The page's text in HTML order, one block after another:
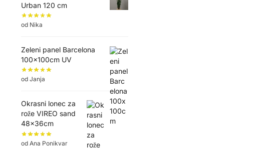
Urban 120 cm
od Nika
Zeleni panel Barcelona
100x100cm UV
od Janja
Okrasni lonec za
rože VIREO sand
48x36cm
od Ana Ponikvar